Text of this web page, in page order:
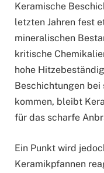
Keramische
letzten Jahren fest
mineralischen
kritische
hohe
Beschichtungen bei
kommen, bleibt
für das scharfe
Ein Punkt wird
Keramikpfannen